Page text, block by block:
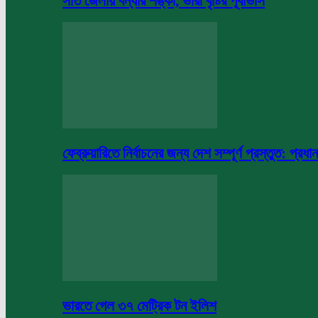
ফেব্রুয়ারিতে নির্বাচনের জন্য দেশ সম্পূর্ণ প্রস্তুত: প্রধান
ভারতে গেল ৩৭ মেট্রিক টন ইলিশ